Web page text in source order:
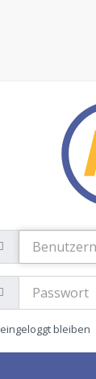
oder
E-
Mail
eingeloggt bleiben